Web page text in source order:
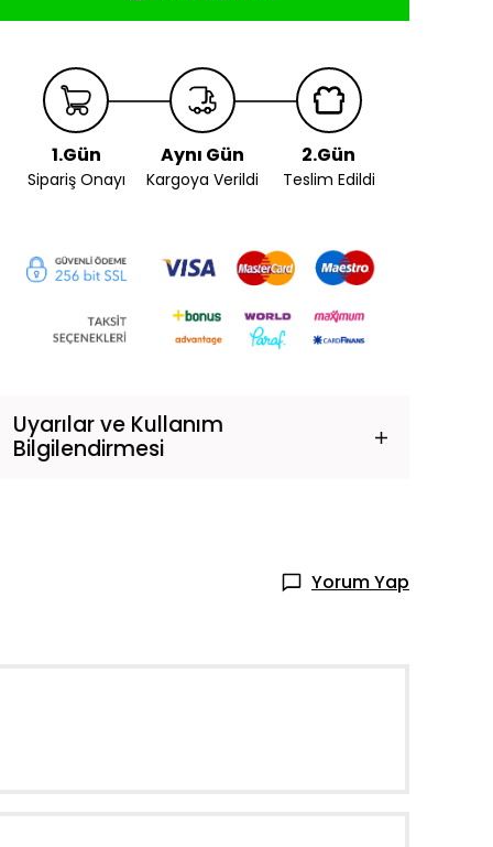
1.Gün
Sipariş Onayı
Aynı Gün
Kargoya Verildi
2.Gün
Teslim Edildi
Uyarılar ve Kullanım
Bilgilendirmesi
Yorum Yap